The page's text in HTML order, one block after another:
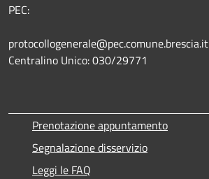
PEC:
protocollogenerale@pec.comune.brescia.it
Centralino Unico: 030/29771
Prenotazione appuntamento
Segnalazione disservizio
Leggi le FAQ